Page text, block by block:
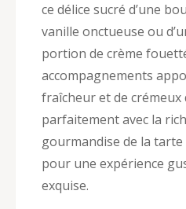
ce délice sucré d’une
vanille onctueuse ou
portion de crème
accompagnements
fraîcheur et de
parfaitement avec la
gourmandise de la tarte
pour une expérience
exquise.